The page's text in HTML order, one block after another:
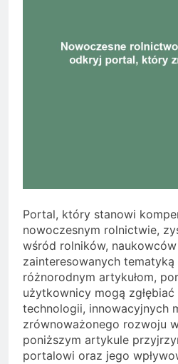
Portal, który stanowi
nowoczesnym rolnictwie,
wśród rolników,
zainteresowanych
różnorodnym artykułom,
użytkownicy mogą
technologii, innowacyjnych
zrównoważonego rozwoju
poniższym artykule
portalowi oraz jego